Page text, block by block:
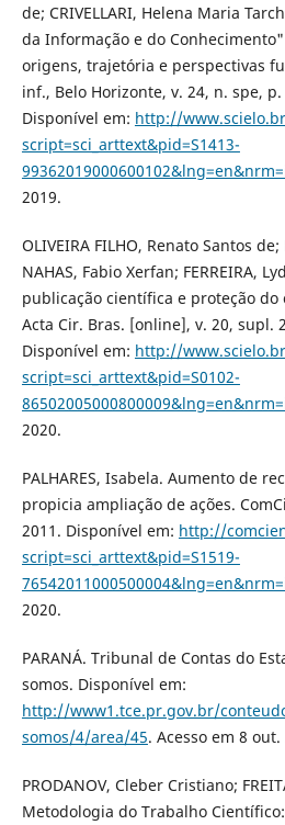
de; CRIVELLARI, Helena Maria
da Informação e do
origens, trajetória e perspectivas
inf., Belo Horizonte, v. 24, n. spe,
Disponível em: http://
script=sci_arttext&pid=S1413-
2019.
OLIVEIRA FILHO, Renato Santos
NAHAS, Fabio Xerfan; FERREIRA,
publicação científica e proteção
Acta Cir. Bras. [online], v. 20, supl.
Disponível em: http://
script=sci_arttext&pid=S0102-
2020.
PALHARES, Isabela. Aumento de
propicia ampliação de ações.
2011. Disponível em: http://
script=sci_arttext&pid=S1519-
2020.
PARANÁ. Tribunal de Contas do
somos. Disponível em:
http://www1.tce.pr.gov.br/
somos/4/area/45. Acesso em 8 out.
PRODANOV, Cleber Cristiano;
Metodologia do Trabalho